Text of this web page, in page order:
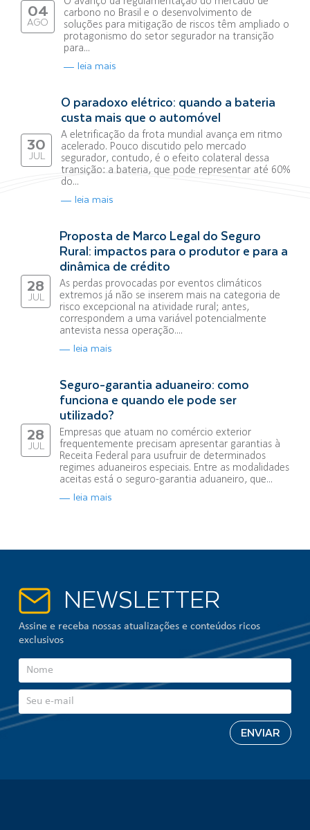
04
AGO
carbono no Brasil e o desenvolvimento de
soluções para mitigação de riscos têm ampliado o
protagonismo do setor segurador na transição
para...
leia mais
30
JUL
O paradoxo elétrico: quando a bateria
custa mais que o automóvel
A eletrificação da frota mundial avança em ritmo
acelerado. Pouco discutido pelo mercado
segurador, contudo, é o efeito colateral dessa
transição: a bateria, que pode representar até 60%
do...
leia mais
28
JUL
Proposta de Marco Legal do Seguro
Rural: impactos para o produtor e para a
dinâmica de crédito
As perdas provocadas por eventos climáticos
extremos já não se inserem mais na categoria de
risco excepcional na atividade rural; antes,
correspondem a uma variável potencialmente
antevista nessa operação....
leia mais
28
JUL
Seguro-garantia aduaneiro: como
funciona e quando ele pode ser
utilizado?
Empresas que atuam no comércio exterior
frequentemente precisam apresentar garantias à
Receita Federal para usufruir de determinados
regimes aduaneiros especiais. Entre as modalidades
aceitas está o seguro-garantia aduaneiro, que...
leia mais
NEWSLETTER
Assine e receba nossas atualizações e conteúdos ricos
exclusivos